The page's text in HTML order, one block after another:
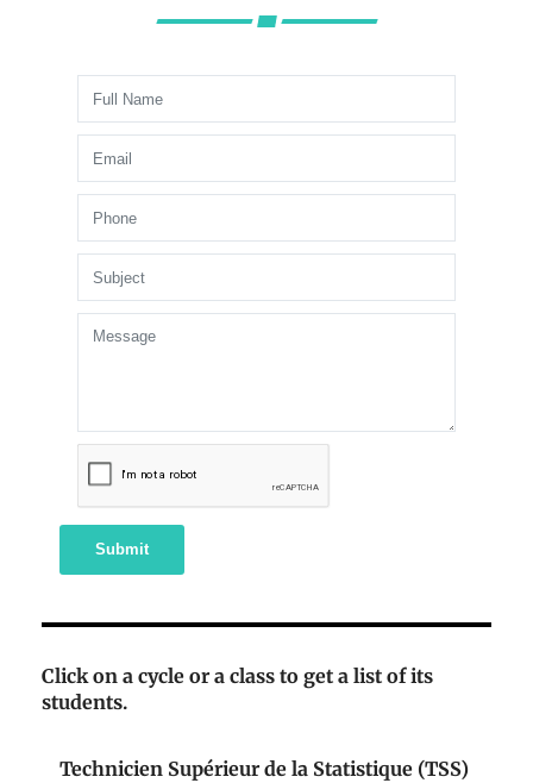
Submit
Click on a cycle or a class to get a list of its
students.
Technicien Supérieur de la Statistique (TSS)